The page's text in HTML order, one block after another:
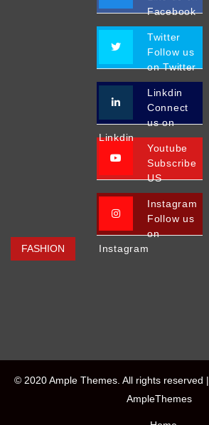
FASHION
Facebook
Twitter
Follow us
on Twitter
Linkdin
Connect
us on
Linkdin
Youtube
Subscribe
US
Instagram
Follow us
on
Instagram
© 2020 Ample Themes. All rights reserved |
AmpleThemes